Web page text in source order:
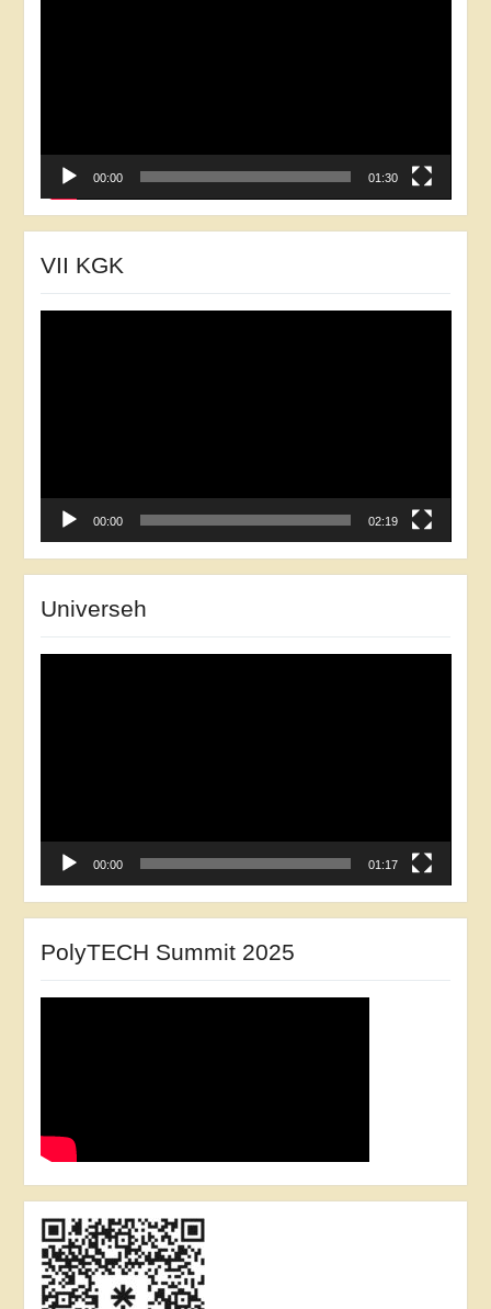
00:00 01:30
VII KGK
00:00 02:19
Universeh
00:00 01:17
PolyTECH Summit 2025